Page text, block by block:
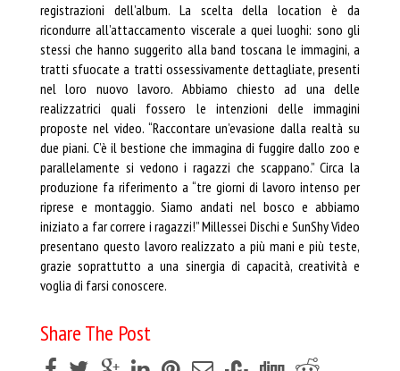
registrazioni dell’album. La scelta della location è da
ricondurre all’attaccamento viscerale a quei luoghi: sono gli
stessi che hanno suggerito alla band toscana le immagini, a
tratti sfuocate a tratti ossessivamente dettagliate, presenti
nel loro nuovo lavoro. Abbiamo chiesto ad una delle
realizzatrici quali fossero le intenzioni delle immagini
proposte nel video. “Raccontare un’evasione dalla realtà su
due piani. C’è il bestione che immagina di fuggire dallo zoo e
parallelamente si vedono i ragazzi che scappano.” Circa la
produzione fa riferimento a “tre giorni di lavoro intenso per
riprese e montaggio. Siamo andati nel bosco e abbiamo
iniziato a far correre i ragazzi!” Millessei Dischi e SunShy Video
presentano questo lavoro realizzato a più mani e più teste,
grazie soprattutto a una sinergia di capacità, creatività e
voglia di farsi conoscere.
Share The Post